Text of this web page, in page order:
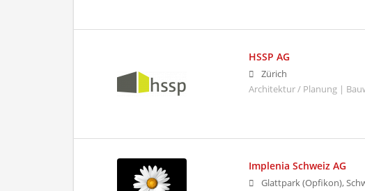
HSSP AG
Zürich
Architektur / Planung |
Implenia Schweiz AG
Glattpark (Opfikon),